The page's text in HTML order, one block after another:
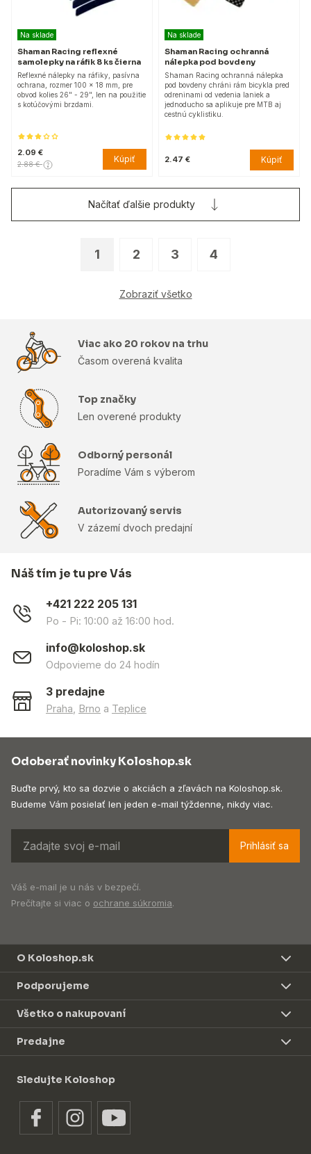
Na sklade
Shaman Racing reflexné
samolepky na ráfik 8 ks čierna
Reflexné nálepky na ráfiky, pasívna
ochrana, rozmer 100 x 18 mm, pre
obvod kolies 26" - 29", len na použitie
s kotúčovými brzdami.
2.09 €
2.88 € Kúpiť
Na sklade
Shaman Racing ochranná
nálepka pod bovdeny
Shaman Racing ochranná nálepka
pod bovdeny chráni rám bicykla pred
odreninami od vedenia laniek a
jednoducho sa aplikuje pre MTB aj
cestnú cyklistiku.
2.47 € Kúpiť
1 2 3 4
Zobraziť všetko
Načítať ďalšie produkty
Viac ako 20 rokov na trhu
Časom overená kvalita
Top značky
Len overené produkty
Odborný personál
Poradíme Vám s výberom
Autorizovaný servis
V zázemí dvoch predajní
Náš tím je tu pre Vás
+421 222 205 131
Po - Pi: 10:00 až 16:00 hod.
info@koloshop.sk
Odpovieme do 24 hodín
3 predajne
Praha Brno a Teplice
Odoberať novinky Koloshop.sk
Buďte prvý, kto sa dozvie o akciách a zľavách na Koloshop.sk.
Budeme Vám posielať len jeden e-mail týždenne, nikdy viac.
Prihlásiť sa
Váš e-mail je u nás v bezpečí.
Prečítajte si viac o ochrane súkromia.
O Koloshop.sk
Podporujeme
Všetko o nakupovaní
Predajne
Sledujte Koloshop